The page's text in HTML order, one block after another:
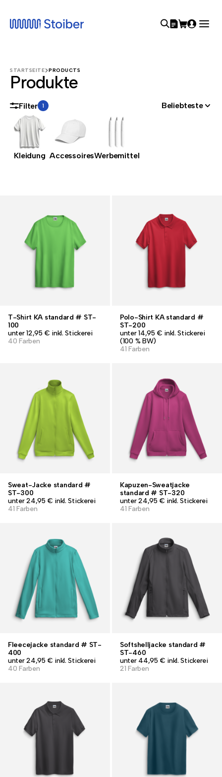
STARTSEITE PRODUCTS
Produkte
Filter 1 Beliebteste
Kleidung AccessoiresWerbemittel
T-Shirt KA standard # ST-
100
unter 12,95 € inkl. Stickerei
40 Farben
Polo-Shirt KA standard #
ST-200
unter 14,95 € inkl. Stickerei
(100 % BW)
41 Farben
Sweat-Jacke standard #
ST-300
unter 24,95 € inkl. Stickerei
41 Farben
Kapuzen-Sweatjacke
standard # ST-320
unter 24,95 € inkl. Stickerei
41 Farben
Fleecejacke standard # ST-
400
unter 24,95 € inkl. Stickerei
40 Farben
Softshelljacke standard #
ST-460
unter 44,95 € inkl. Stickerei
21 Farben